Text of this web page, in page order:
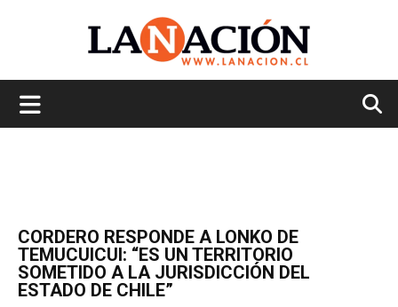
CORDERO RESPONDE A LONKO DE
TEMUCUICUI: “ES UN TERRITORIO
SOMETIDO A LA JURISDICCIÓN DEL
ESTADO DE CHILE”